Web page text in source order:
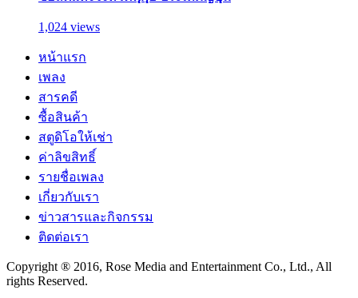
1,024 views
หน้าแรก
เพลง
สารคดี
ซื้อสินค้า
สตูดิโอให้เช่า
ค่าลิขสิทธิ์
รายชื่อเพลง
เกี่ยวกับเรา
ข่าวสารและกิจกรรม
ติดต่อเรา
Copyright ® 2016, Rose Media and Entertainment Co., Ltd., All
rights Reserved.